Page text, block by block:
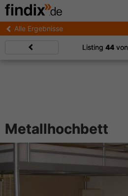
Alle Ergebnisse
Listing 44von
Metallhochbett